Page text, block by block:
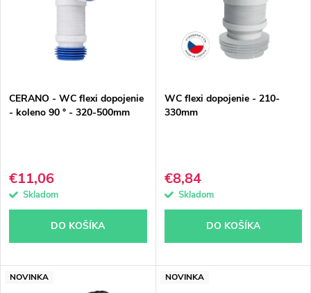
p
r
d
u
t
o
r
d
u
t
o
CERANO - WC flexi dopojenie
- koleno 90 ° - 320-500mm
€11,06
Skladom
DO KOŠÍKA
WC flexi dopojenie - 210-
330mm
€8,84
Skladom
DO KOŠÍKA
NOVINKA NOVINKA